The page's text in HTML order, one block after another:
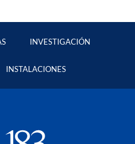
INVESTIGACIÓN
INSTALACIONES